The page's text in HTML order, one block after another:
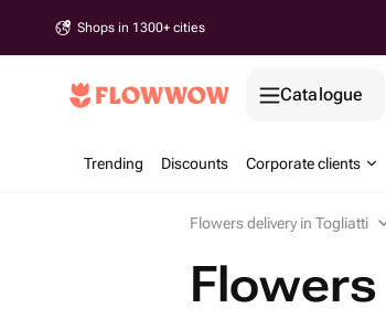
Shops in 1300+ cities
Catalogue
Trending Discounts Corporate clients
Flowers delivery in Togliatti